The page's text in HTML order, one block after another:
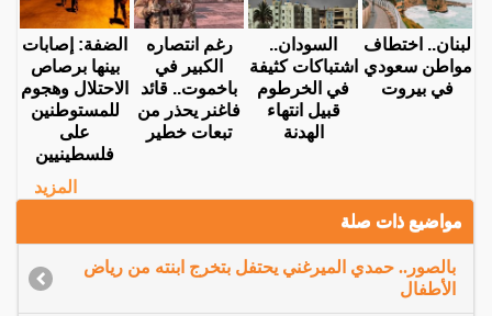
لبنان.. اختطاف
مواطن سعودي
في بيروت
السودان..
اشتباكات كثيفة
في الخرطوم
قبيل انتهاء
الهدنة
رغم انتصاره
الكبير في
باخموت.. قائد
فاغنر يحذر من
تبعات خطير
الضفة: إصابات
بينها برصاص
الاحتلال وهجوم
للمستوطنين
على
فلسطينيين
المزيد
مواضيع ذات صلة
بالصور.. حمدي الميرغني يحتفل بتخرج ابنته من رياض
الأطفال